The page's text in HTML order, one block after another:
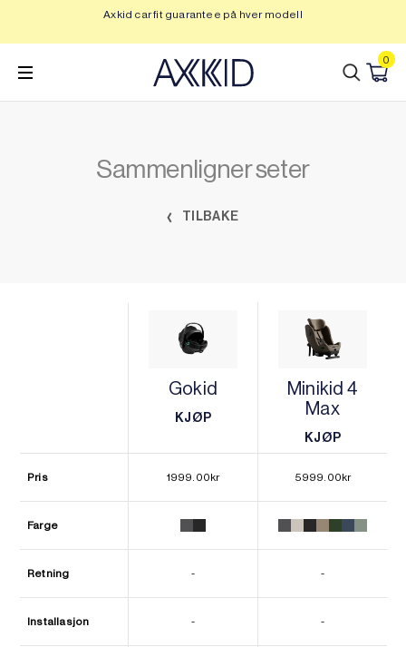
innhold
Axkid car fit guarantee på hver modell
0
Sammenligner seter
TILBAKE
Gokid
KJØP
Minikid 4
Max
KJØP
KJØP
Pris 1999.00kr 5999.00kr
Farge
Retning - -
Installasjon - -